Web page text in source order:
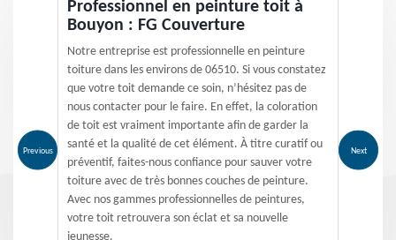
Previous
Professionnel en peinture toit à
Bouyon : FG Couverture
Notre entreprise est professionnelle en peinture
toiture dans les environs de 06510. Si vous constatez
que votre toit demande ce soin, n’hésitez pas de
nous contacter pour le faire. En effet, la coloration
de toit est vraiment importante afin de garder la
santé et la qualité de cet élément. À titre curatif ou
préventif, faites-nous confiance pour sauver votre
toiture avec de très bonnes couches de peinture.
Avec nos gammes professionnelles de peintures,
votre toit retrouvera son éclat et sa nouvelle
jeunesse.
Next